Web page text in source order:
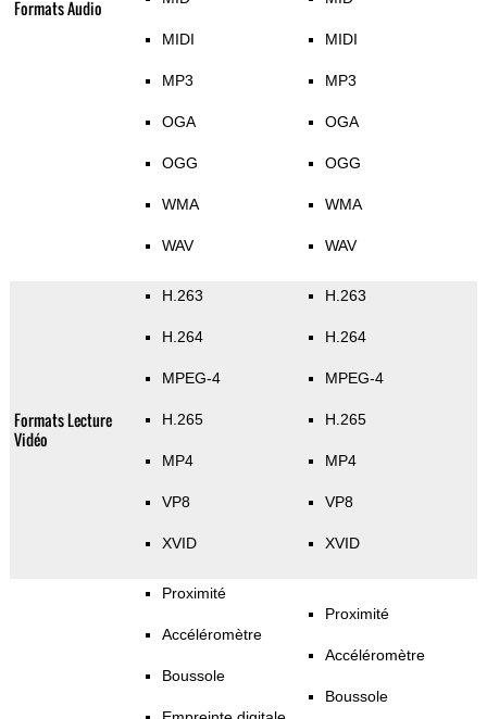
Formats Audio
MIDI
MP3
OGA
OGG
WMA
WAV
MIDI
MP3
OGA
OGG
WMA
WAV
Formats Lecture
Vidéo
H.263
H.264
MPEG-4
H.265
MP4
VP8
XVID
H.263
H.264
MPEG-4
H.265
MP4
VP8
XVID
Proximité
Accéléromètre
Boussole
Proximité
Accéléromètre
Boussole